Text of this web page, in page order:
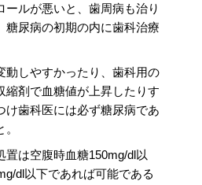
ールが悪いと、歯周病も治り
糖尿病の初期の内に歯科治療
動しやすかったり、歯科用の
縮剤で血糖値が上昇したりす
け歯科医には必ず糖尿病であ
置は空腹時血糖150mg/dl以
dl以下であれば可能である